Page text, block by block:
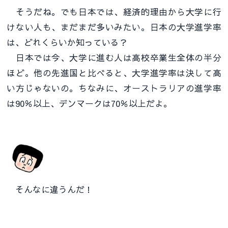
そうだね。でも日本では、経済的理由から大学に行
けない人も、まだまだ多いみたい。日本の大学進学率
は、どれくらいか知っている？
日本では今、大学に進む人は高校卒業生全体の半分
ほど。他の先進国と比べると、大学進学率は決して高
い方じゃないの。ちなみに、オーストラリアの進学率
は90％以上、デンマークは70％以上だよ。
そんなに違うんだ！